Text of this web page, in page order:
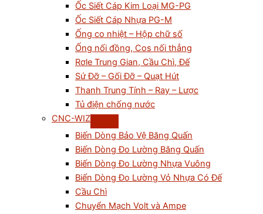
Ốc Siết Cáp Kim Loại MG-PG
Ốc Siết Cáp Nhựa PG-M
Ống co nhiệt – Hộp chữ số
Ống nối đồng, Cos nối thẳng
Rơle Trung Gian, Cầu Chì, Đế
Sứ Đỡ – Gối Đỡ – Quạt Hút
Thanh Trung Tính – Ray – Lược
Tủ điện chống nước
CNC-WIZ
Biến Dòng Bảo Vệ Băng Quấn
Biến Dòng Đo Lường Băng Quấn
Biến Dòng Đo Lường Nhựa Vuông
Biến Dòng Đo Lường Vỏ Nhựa Có Đế
Cầu Chì
Chuyển Mạch Volt và Ampe